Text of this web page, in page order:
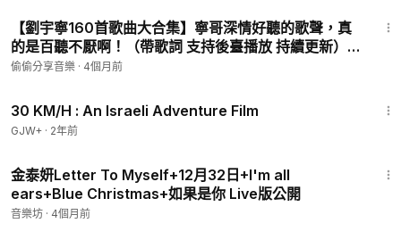
【劉宇寧160首歌曲大合集】寧哥深情好聽的歌聲，真
的是百聽不厭啊！（帶歌詞 支持後臺播放 持續更新）
P94 - 同生
偷偷分享音樂 · 4個月前
30 KM/H : An Israeli Adventure Film
GJW+ · 2年前
金泰妍Letter To Myself+12月32日+I'm all
ears+Blue Christmas+如果是你 Live版公開
音樂坊 · 4個月前